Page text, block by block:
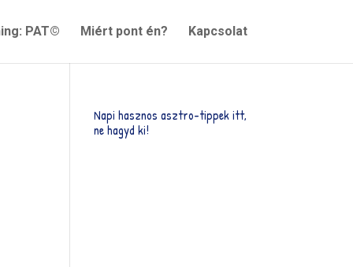
PAT© Miért pont én? Kapcsolat
Napi hasznos asztro-tippek itt,
ne hagyd ki!